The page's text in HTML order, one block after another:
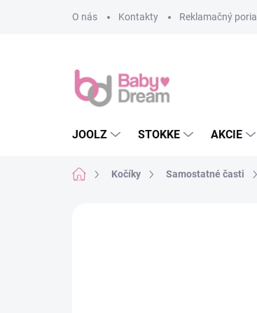
O nás
Kontakty Reklamačný
JOOLZ STOKKE AKCIE
DomovKočíky Samostatné časti